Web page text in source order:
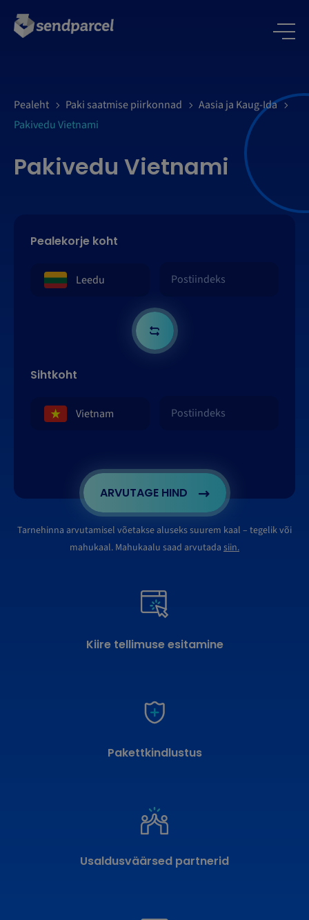
Pealeht Paki saatmise piirkonnad
Aasia ja Kaug-Ida
Pakivedu Vietnami
Pakivedu Vietnami
Pealekorje koht
Sihtkoht
ARVUTAGE HIND
Tarnehinna arvutamisel võetakse aluseks suurem kaal – tegelik või
mahukaal. Mahukaalu saad arvutada siin.
Kiire tellimuse esitamine
Pakettkindlustus
Usaldusväärsed partnerid